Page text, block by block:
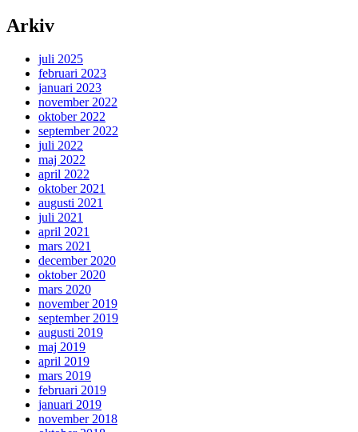
Arkiv
juli 2025
februari 2023
januari 2023
november 2022
oktober 2022
september 2022
juli 2022
maj 2022
april 2022
oktober 2021
augusti 2021
juli 2021
april 2021
mars 2021
december 2020
oktober 2020
mars 2020
november 2019
september 2019
augusti 2019
maj 2019
april 2019
mars 2019
februari 2019
januari 2019
november 2018